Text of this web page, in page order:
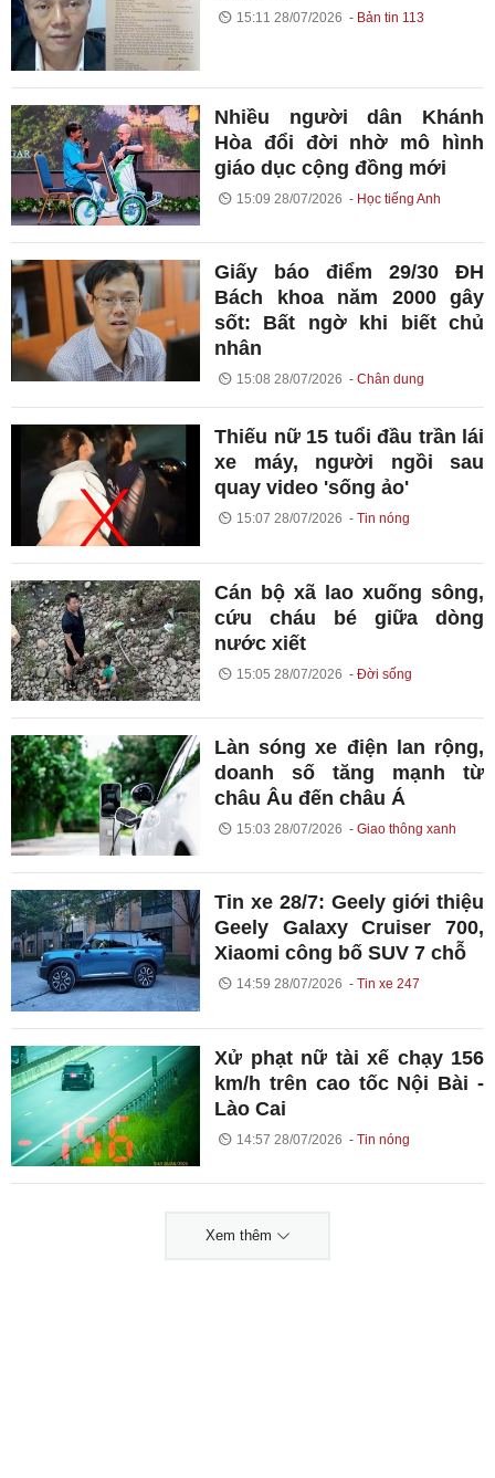
15:11 28/07/2026 Bản tin 113
Nhiều người dân Khánh
Hòa đổi đời nhờ mô hình
giáo dục cộng đồng mới
15:09 28/07/2026 Học tiếng Anh
Giấy báo điểm 29/30 ĐH
Bách khoa năm 2000 gây
sốt: Bất ngờ khi biết chủ
nhân
15:08 28/07/2026 Chân dung
Thiếu nữ 15 tuổi đầu trần lái
xe máy, người ngồi sau
quay video 'sống ảo'
15:07 28/07/2026 Tin nóng
Cán bộ xã lao xuống sông,
cứu cháu bé giữa dòng
nước xiết
15:05 28/07/2026 Đời sống
Làn sóng xe điện lan rộng,
doanh số tăng mạnh từ
châu Âu đến châu Á
15:03 28/07/2026 Giao thông xanh
Tin xe 28/7: Geely giới thiệu
Geely Galaxy Cruiser 700,
Xiaomi công bố SUV 7 chỗ
14:59 28/07/2026 Tin xe 247
Xử phạt nữ tài xế chạy 156
km/h trên cao tốc Nội Bài -
Lào Cai
14:57 28/07/2026 Tin nóng
Xem thêm